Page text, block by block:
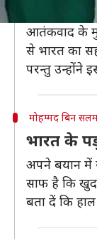
वार्ता के
आतंकवाद के
से भारत का
परन्तु उन्होंने
मोहम्मद बिन
भारत के
अपने बयान में
साफ है कि खुद
बता दें कि